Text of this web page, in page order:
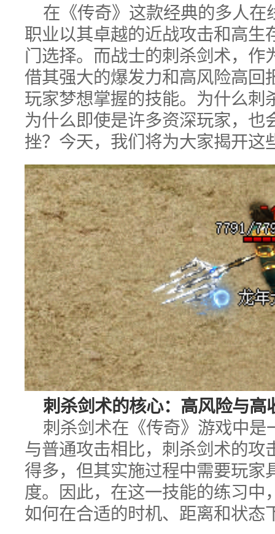
在《传奇》这款经典的多人
职业以其卓越的近战攻击和高生
门选择。而战士的刺杀剑术，作
借其强大的爆发力和高风险高回
玩家梦想掌握的技能。为什么刺
为什么即使是许多资深玩家，也
挫？今天，我们将为大家揭开这
刺杀剑术的核心：高风险与高
刺杀剑术在《传奇》游戏中
与普通攻击相比，刺杀剑术的攻
得多，但其实施过程中需要玩家
度。因此，在这一技能的练习中
如何在合适的时机、距离和状态